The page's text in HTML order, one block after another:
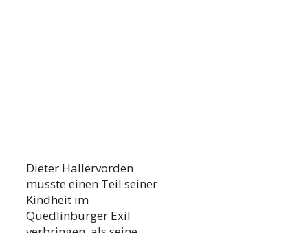
Dieter Hallervorden
musste einen Teil seiner
Kindheit im
Quedlinburger Exil